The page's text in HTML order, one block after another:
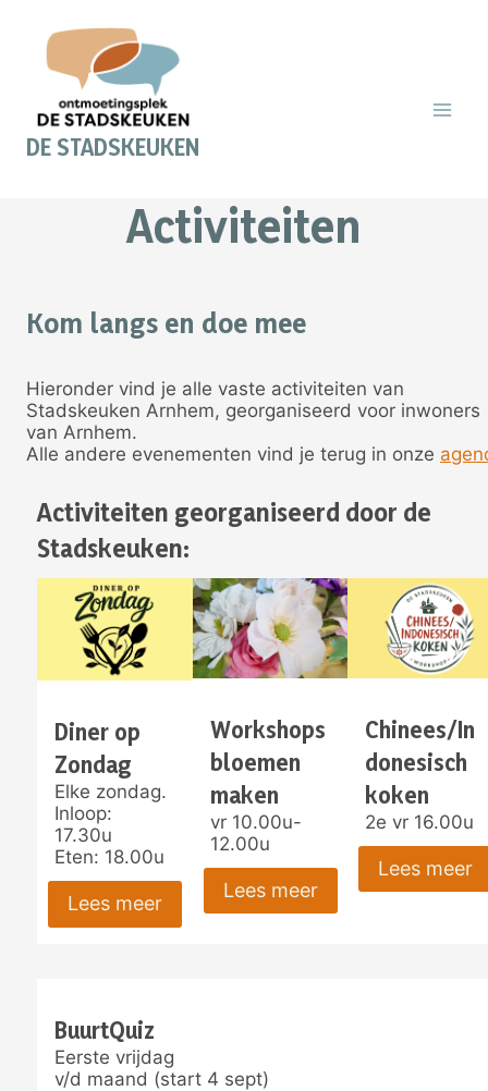
inhoud
DE STADSKEUKEN
Activiteiten
Kom langs en doe mee
Hieronder vind je alle vaste activiteiten van
Stadskeuken Arnhem, georganiseerd voor inwoners
van Arnhem.
Alle andere evenementen vind je terug in onze
Activiteiten georganiseerd door de
Stadskeuken:
Diner op
Zondag
Elke zondag.
Inloop:
17.30u
Eten: 18.00u
Lees meer
Workshops
bloemen
maken
vr 10.00u-
12.00u
Lees meer
Chinees/In
donesisch
koken
2e vr 16.00u
Lees meer
BuurtQuiz
Eerste vrijdag
v/d maand (start 4 sept)